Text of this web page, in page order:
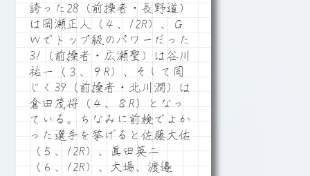
誇った28（前操者・長野道）
は岡瀬正人（４、12R）、Ｇ
Ｗでトップ級のパワーだった
31（前操者・広瀬聖）は谷川
祐一（３、９R）、そして同
じく39（前操者・北川潤）は
倉田茂将（４、８R）となっ
ている。ちなみに前検でよか
った選手を挙げると佐藤大佑
（５、12R）、眞田英二
（６、12R）、大場、渡邉